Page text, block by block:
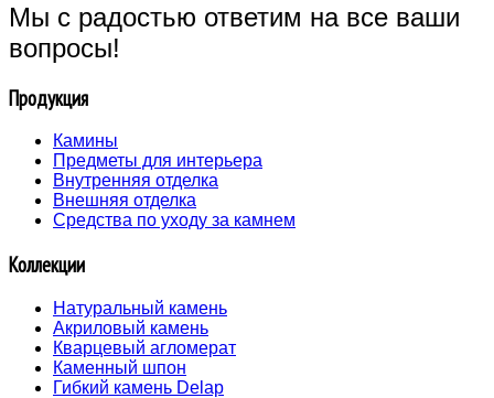
Мы с радостью ответим на все ваши
вопросы!
Продукция
Камины
Предметы для интерьера
Внутренняя отделка
Внешняя отделка
Средства по уходу за камнем
Коллекции
Натуральный камень
Акриловый камень
Кварцевый агломерат
Каменный шпон
Гибкий камень Delap